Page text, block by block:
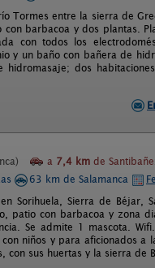
Tormes entre la sierra de
con barbacoa y dos plantas.
con todos los
y un baño con bañera de
dos
a 7,4 km de
63 km de Salamanca
Sorihuela, Sierra de
patio con barbacoa y zona
Se admite 1 mascota.
niños y para aficionados a
con sus huertas y la sierra de